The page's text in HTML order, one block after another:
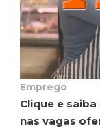
Emprego
Clique e
nas vagas